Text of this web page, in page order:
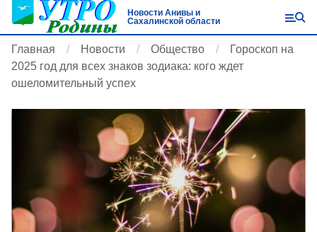
Новости Анивы и
Сахалинской области
Главная Новости Общество
Гороскоп на
2025 год для всех знаков зодиака: кого ждет
ошеломительный успех